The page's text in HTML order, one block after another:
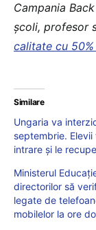
Campania
școli, profesor
calitate cu
Similare
Ungaria va
septembrie.
intrare și le
Ministerul
directorilor să
legate de
mobilelor la ore